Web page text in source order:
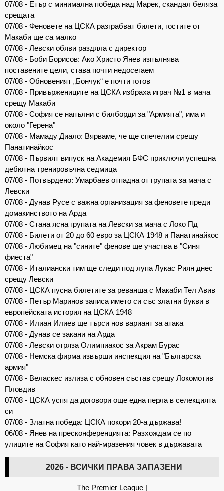
07/08 - Етър с минимална победа над Марек, скандал беляза
срещата
07/08 - Феновете на ЦСКА разграбват билети, гостите от
Макаби ще са малко
07/08 - Левски обяви раздяла с директор
07/08 - Боби Борисов: Ако Христо Янев изпълнява
поставените цели, става почти недосегаем
07/08 - Обновеният „Бончук“ е почти готов
07/08 - Привържениците на ЦСКА избраха играч №1 в мача
срещу Макаби
07/08 - София се напълни с билборди за "Армията", има и
около "Герена"
07/08 - Мамаду Диало: Вярваме, че ще спечелим срещу
Панатинайкос
07/08 - Първият випуск на Академия БФС приключи успешна
дебютна тренировъчна седмица
07/08 - Потвърдено: Умарбаев отпадна от групата за мача с
Левски
07/08 - Дунав Русе с важна организация за феновете преди
домакинството на Арда
07/08 - Стана ясна групата на Левски за мача с Локо Пд
07/08 - Билети от 20 до 60 евро за ЦСКА 1948 и Панатинайкос
07/08 - Любимец на "сините" фенове ще участва в "Синя
фиеста"
07/08 - Италиански тим ще следи под лупа Лукас Риян днес
срещу Левски
07/08 - ЦСКА пусна билетите за реванша с Макаби Тел Авив
07/08 - Петър Маринов записа името си със златни букви в
европейската история на ЦСКА 1948
07/08 - Илиан Илиев ще търси нов вариант за атака
07/08 - Дунав се закани на Арда
07/08 - Левски отряза Олимпиакос за Акрам Бурас
07/08 - Немска фирма извърши инспекция на "Българска
армия"
07/08 - Веласкес излиза с обновен състав срещу Локомотив
Пловдив
07/08 - ЦСКА успя да договори още една перла в селекцията
си
07/08 - Златна победа: ЦСКА покори 20-а държава!
06/08 - Янев на пресконференцията: Разхождам се по
улиците на София като най-мразения човек в държавата
2026 - ВСИЧКИ ПРАВА ЗАПАЗЕНИ
The Premier League|